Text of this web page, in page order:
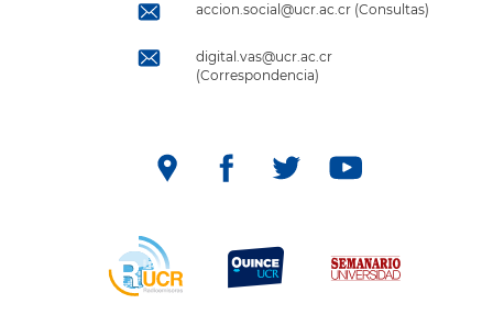
accion.social@ucr.ac.cr (Consultas)
digital.vas@ucr.ac.cr
(Correspondencia)